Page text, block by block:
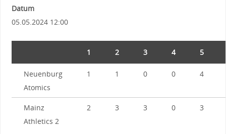
Datum
05.05.2024 12:00
1 2 3 4 5
Neuenburg
Atomics
1 1 0 0 4
Mainz
Athletics 2
2 3 3 0 3